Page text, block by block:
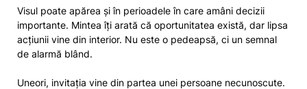
Visul poate apărea și în perioadele în care amâni decizii
importante. Mintea îți arată că oportunitatea există, dar lipsa
acțiunii vine din interior. Nu este o pedeapsă, ci un semnal
de alarmă blând.
Uneori, invitația vine din partea unei persoane necunoscute.